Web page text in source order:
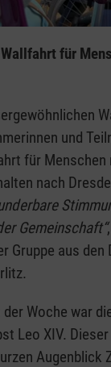
für
und
für Menschen
nach
Gemeinschaft“
Gruppe aus den
Woche war
Leo XIV.
Augenblick